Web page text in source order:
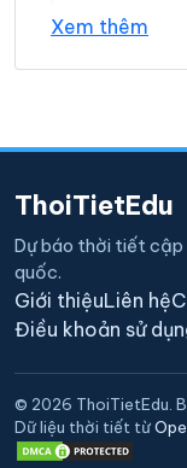
Phường Vạn
Phường Vệ
Xem thêm
ThoiTietEdu
Dự báo thời tiết
quốc.
Giới thiệuLiên hệ
Điều khoản sử
© 2026 ThoiTietEdu.
Dữ liệu thời tiết từ